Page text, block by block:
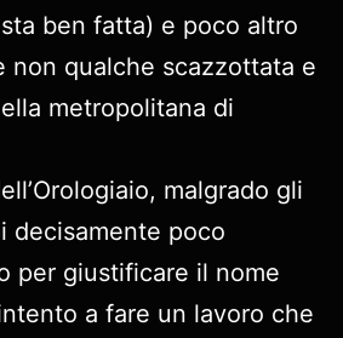
ben fatta) e poco altro
non qualche scazzottata e
metropolitana di
malgrado gli
decisamente poco
per giustificare il nome
a fare un lavoro che